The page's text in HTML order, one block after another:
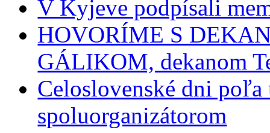
V Kyjeve podpísali
HOVORÍME S
GÁLIKOM, dekanom
Celoslovenské dni
spoluorganizátorom